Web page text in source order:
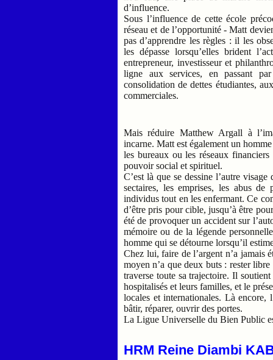
d’influence.
Sous l’influence de cette école
réseau et de l’opportunité - Matt
pas d’apprendre les règles : il les
les dépasse lorsqu’elles brident
entrepreneur, investisseur et
ligne aux services, en passant
consolidation de dettes étudiantes,
commerciales.
Mais réduire Matthew Argall à
incarne. Matt est également un
les bureaux ou les réseaux
pouvoir social et spirituel.
C’est là que se dessine l’autre
sectaires, les emprises, les abus
individus tout en les enfermant. Ce
d’être pris pour cible, jusqu’à être
été de provoquer un accident sur
mémoire ou de la légende
homme qui se détourne lorsqu’il
Chez lui, faire de l’argent n’a jamais
moyen n’a que deux buts : rester
traverse toute sa trajectoire. Il soutient
hospitalisés et leurs familles, et le
locales et internationales. Là encore,
bâtir, réparer, ouvrir des portes.
La Ligue Universelle du Bien Public
HRM Reine Diambi